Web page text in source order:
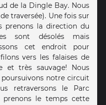
de la Dingle Bay. Nous
traversée). Une fois sur
prenons la direction du
sont désolés mais
cet endroit pour
vers les falaises de
et très sauvage! Nous
notre circuit
retraversons le Parc
prenons le temps cette